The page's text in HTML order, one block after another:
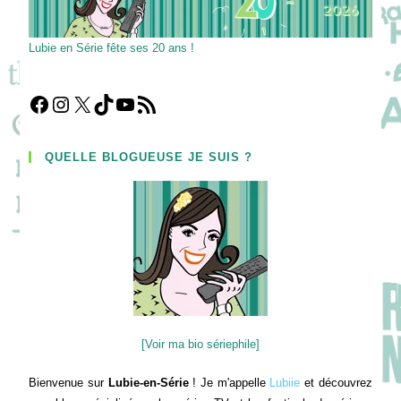
Lubie en Série fête ses 20 ans !
Facebook
Instagram
X TikTokYouTube
Flux RSS
QUELLE BLOGUEUSE JE SUIS ?
[Voir ma bio sériephile]
Bienvenue sur Lubie-en-Série! Je m'appelle Lubiie et découvrez